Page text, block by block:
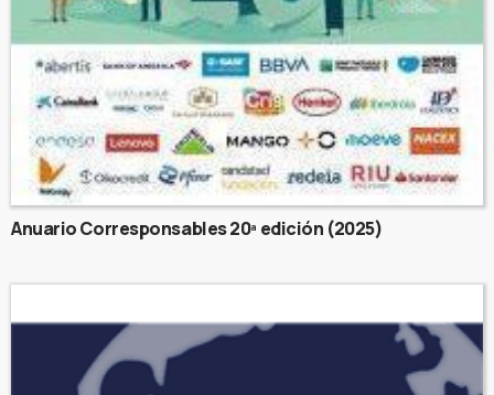
Anuario Corresponsables 20ª edición (2025)